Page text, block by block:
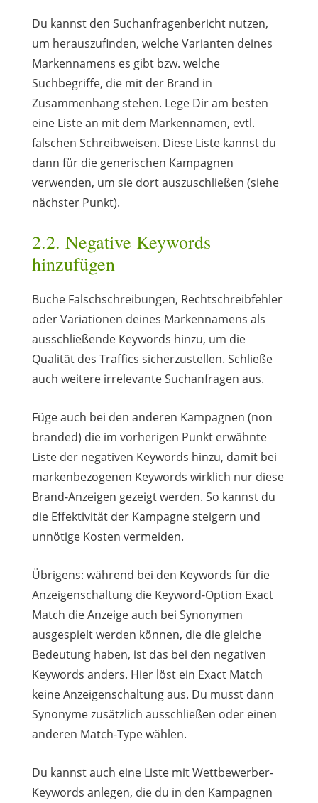
Du kannst den Suchanfragenbericht nutzen,
um herauszufinden, welche Varianten deines
Markennamens es gibt bzw. welche
Suchbegriffe, die mit der Brand in
Zusammenhang stehen. Lege Dir am besten
eine Liste an mit dem Markennamen, evtl.
falschen Schreibweisen. Diese Liste kannst du
dann für die generischen Kampagnen
verwenden, um sie dort auszuschließen (siehe
nächster Punkt).
2.2. Negative Keywords
hinzufügen
Buche Falschschreibungen, Rechtschreibfehler
oder Variationen deines Markennamens als
ausschließende Keywords hinzu, um die
Qualität des Traffics sicherzustellen. Schließe
auch weitere irrelevante Suchanfragen aus.
Füge auch bei den anderen Kampagnen (non
branded) die im vorherigen Punkt erwähnte
Liste der negativen Keywords hinzu, damit bei
markenbezogenen Keywords wirklich nur diese
Brand-Anzeigen gezeigt werden. So kannst du
die Effektivität der Kampagne steigern und
unnötige Kosten vermeiden.
Übrigens: während bei den Keywords für die
Anzeigenschaltung die Keyword-Option Exact
Match die Anzeige auch bei Synonymen
ausgespielt werden können, die die gleiche
Bedeutung haben, ist das bei den negativen
Keywords anders. Hier löst ein Exact Match
keine Anzeigenschaltung aus. Du musst dann
Synonyme zusätzlich ausschließen oder einen
anderen Match-Type wählen.
Du kannst auch eine Liste mit Wettbewerber-
Keywords anlegen, die du in den Kampagnen